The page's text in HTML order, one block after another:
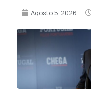
Agosto 5, 2026